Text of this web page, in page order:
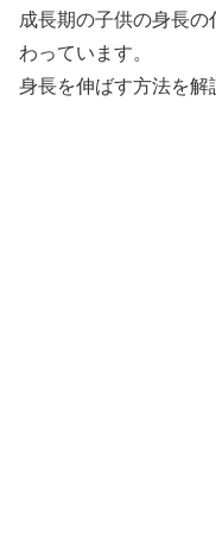
成長期の子供の身長
わっています。
身長を伸ばす方法を解